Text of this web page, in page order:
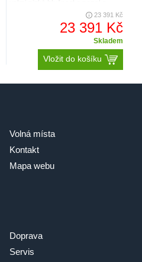
23 391 Kč
23 391 Kč
Skladem
Vložit do košíku
Volná místa
Kontakt
Mapa webu
Doprava
Servis